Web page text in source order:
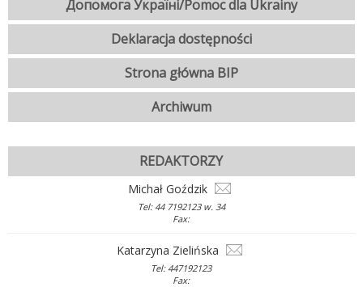
Допомога Україні/Pomoc dla Ukrainy
Deklaracja dostępności
Strona główna BIP
Archiwum
REDAKTORZY
Michał Goździk
Tel: 44 7192123 w. 34
Fax:
Katarzyna Zielińska
Tel: 447192123
Fax: